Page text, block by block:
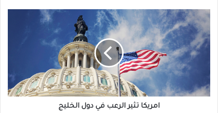
امريكا
الرعب
في
امريكا تثير الرعب في دول الخليج